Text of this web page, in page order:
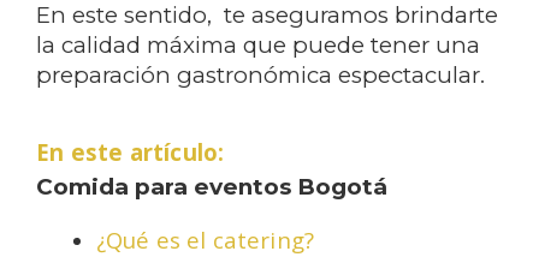
En este sentido, te aseguramos brindarte
la calidad máxima que puede tener una
preparación gastronómica espectacular.
En este artículo:
Comida para eventos Bogotá
¿Qué es el catering?